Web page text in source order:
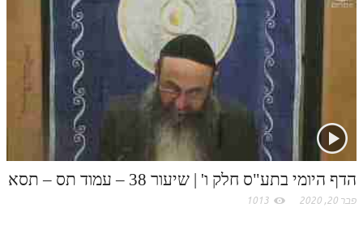
הדף היומי בתע"ס חלק ו' | שיעור 38 – עמוד תס – תסא
פבר 20, 2020 1013